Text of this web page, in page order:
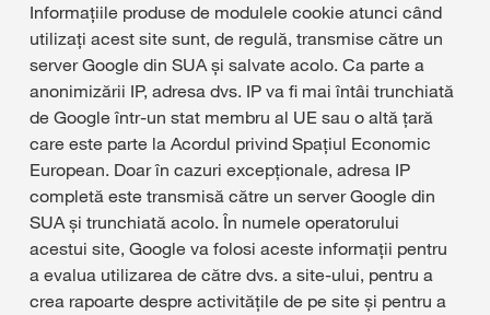
Informațiile produse de modulele cookie atunci când
utilizați acest site sunt, de regulă, transmise către un
server Google din SUA și salvate acolo. Ca parte a
anonimizării IP, adresa dvs. IP va fi mai întâi trunchiată
de Google într-un stat membru al UE sau o altă țară
care este parte la Acordul privind Spațiul Economic
European. Doar în cazuri excepționale, adresa IP
completă este transmisă către un server Google din
SUA și trunchiată acolo. În numele operatorului
acestui site, Google va folosi aceste informații pentru
a evalua utilizarea de către dvs. a site-ului, pentru a
crea rapoarte despre activitățile de pe site și pentru a